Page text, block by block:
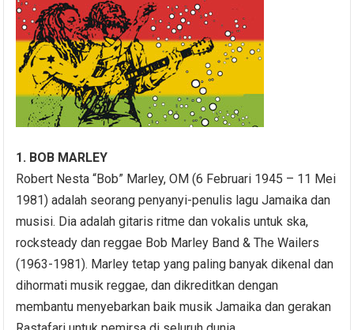
1. BOB MARLEY
Robert Nesta “Bob” Marley, OM (6 Februari 1945 – 11 Mei
1981) adalah seorang penyanyi-penulis lagu Jamaika dan
musisi. Dia adalah gitaris ritme dan vokalis untuk ska,
rocksteady dan reggae Bob Marley Band & The Wailers
(1963-1981). Marley tetap yang paling banyak dikenal dan
dihormati musik reggae, dan dikreditkan dengan
membantu menyebarkan baik musik Jamaika dan gerakan